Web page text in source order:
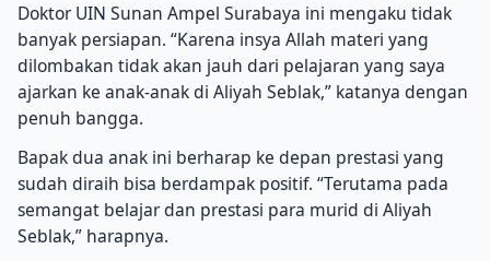
Doktor UIN Sunan Ampel Surabaya ini mengaku tidak
banyak persiapan. “Karena insya Allah materi yang
dilombakan tidak akan jauh dari pelajaran yang saya
ajarkan ke anak-anak di Aliyah Seblak,” katanya dengan
penuh bangga.
Bapak dua anak ini berharap ke depan prestasi yang
sudah diraih bisa berdampak positif. “Terutama pada
semangat belajar dan prestasi para murid di Aliyah
Seblak,” harapnya.